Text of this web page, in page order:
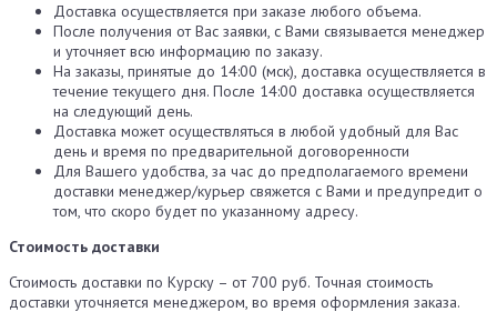
Доставка осуществляется при заказе любого объема.
После получения от Вас заявки, с Вами связывается менеджер
и уточняет всю информацию по заказу.
На заказы, принятые до 14:00 (мск), доставка осуществляется в
течение текущего дня. После 14:00 доставка осуществляется
на следующий день.
Доставка может осуществляться в любой удобный для Вас
день и время по предварительной договоренности
Для Вашего удобства, за час до предполагаемого времени
доставки менеджер/курьер свяжется с Вами и предупредит о
том, что скоро будет по указанному адресу.
Стоимость доставки
Стоимость доставки по Курску – от 700 руб. Точная стоимость
доставки уточняется менеджером, во время оформления заказа.